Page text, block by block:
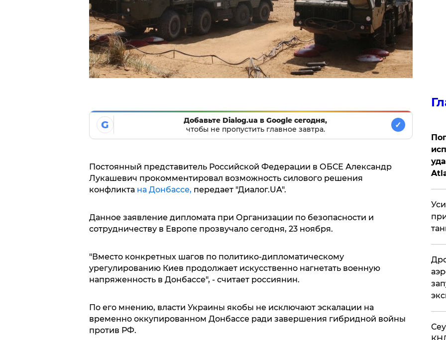
G
Добавьте Dialog.ua в Google сегодня,
чтобы не пропустить главное завтра.
✓
Постоянный представитель Российской Федерации в ОБСЕ Александр
Лукашевич прокомментировал возможность силового решения
конфликта на Донбассе, передает "Диалог.UA".
Данное заявление дипломата при Организации по безопасности и
сотрудничеству в Европе прозвучало сегодня, 23 ноября.
"Вместо конкретных шагов по политико-дипломатическому
урегулированию Киев продолжает искусственно нагнетать военную
напряженность в Донбассе", - считает россиянин.
По его мнению, власти Украины якобы не исключают эскалации на
временно оккупированном Донбассе ради завершения гибридной войны
против РФ.